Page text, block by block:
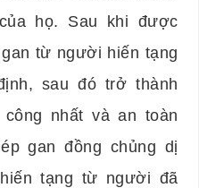
họ. Sau khi được
từ người hiến tạng
sau đó trở thành
nhất và an toàn
gan đồng chủng dị
tạng từ người đã